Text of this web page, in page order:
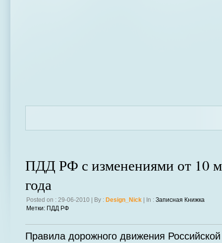
ПДД РФ с изменениями от 10
года
Posted on : 29-06-2010 | By : Design_Nick | In : Записная Книжка
Метки: ПДД РФ
Правила дорожного движения